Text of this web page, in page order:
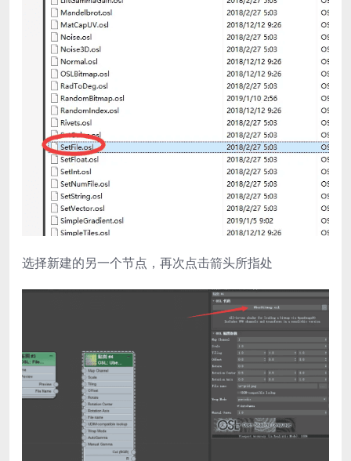
选择新建的另一个节点，再次点击箭头所指处